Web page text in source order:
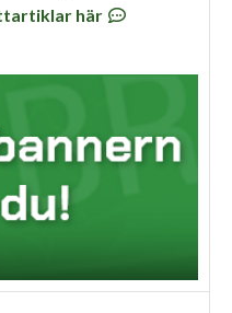
här